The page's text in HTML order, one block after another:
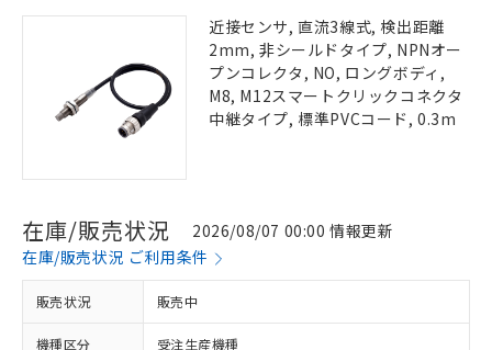
近接センサ, 直流3線式, 検出距離
2mm, 非シールドタイプ, NPNオー
プンコレクタ, NO, ロングボディ,
M8, M12スマートクリックコネクタ
中継タイプ, 標準PVCコード, 0.3m
在庫/販売状況
2026/08/07 00:00 情報更新
在庫/販売状況 ご利用条件
販売状況 販売中
機種区分 受注生産機種